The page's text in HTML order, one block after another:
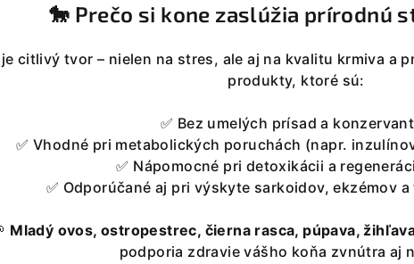
a
c
p
r
v
k
y
v
🐎 Prečo si kone zaslúžia prírodnú
je citlivý tvor – nielen na stres, ale aj na kvalitu krmiva a
produkty, ktoré sú:
✅ Bez umelých prísad a
✅ Vhodné pri metabolických poruchách (napr.
✅ Nápomocné pri detoxikácii a
✅ Odporúčané aj pri výskyte sarkoidov, ekzémov
Mladý ovos, ostropestrec, čierna rasca, púpava,
podporia zdravie vášho koňa zvnútra aj